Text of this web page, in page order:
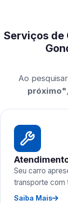
Serviços de
Ao
próximo"
Seu carro
transporte com
Saiba Mais